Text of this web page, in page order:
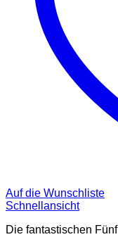
Auf die Wunschliste
Schnellansicht
Die fantastischen Fünf